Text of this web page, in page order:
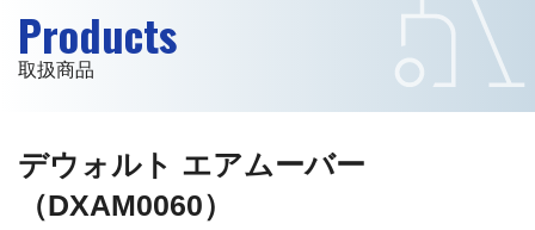
Products
取扱商品
デウォルト エアムーバー
（DXAM0060）